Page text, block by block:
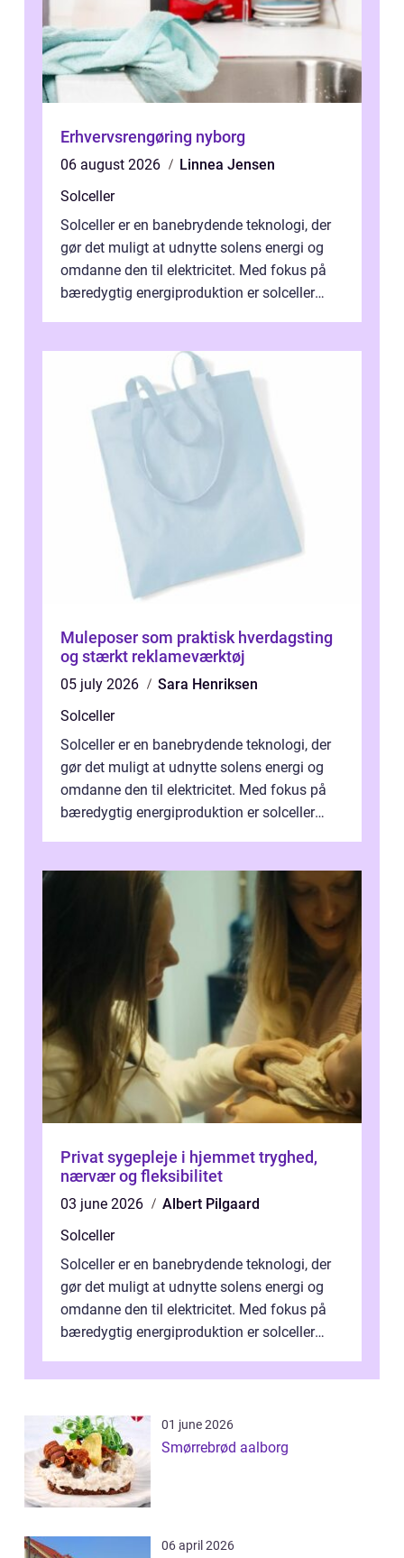
Erhvervsrengøring nyborg
06 august 2026
Linnea Jensen
Solceller
Solceller er en banebrydende teknologi, der
gør det muligt at udnytte solens energi og
omdanne den til elektricitet. Med fokus på
bæredygtig energiproduktion er solceller
Muleposer som praktisk hverdagsting
og stærkt reklameværktøj
05 july 2026
Sara Henriksen
Solceller
Solceller er en banebrydende teknologi, der
gør det muligt at udnytte solens energi og
omdanne den til elektricitet. Med fokus på
bæredygtig energiproduktion er solceller
Privat sygepleje i hjemmet tryghed,
nærvær og fleksibilitet
03 june 2026
Albert Pilgaard
Solceller
Solceller er en banebrydende teknologi, der
gør det muligt at udnytte solens energi og
omdanne den til elektricitet. Med fokus på
bæredygtig energiproduktion er solceller
01 june 2026
Smørrebrød aalborg
06 april 2026